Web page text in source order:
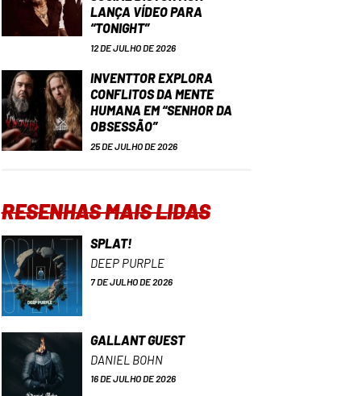
LANÇA VÍDEO PARA
“TONIGHT”
12 DE JULHO DE 2026
INVENTTOR EXPLORA
CONFLITOS DA MENTE
HUMANA EM “SENHOR DA
OBSESSÃO”
25 DE JULHO DE 2026
RESENHAS MAIS LIDAS
SPLAT!
DEEP PURPLE
7 DE JULHO DE 2026
GALLANT GUEST
DANIEL BOHN
16 DE JULHO DE 2026